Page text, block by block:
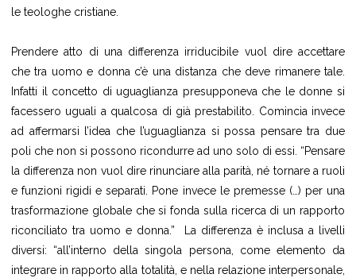
le teologhe cristiane.
Prendere atto di una differenza irriducibile vuol dire accettare
che tra uomo e donna c’è una distanza che deve rimanere tale.
Infatti il concetto di uguaglianza presupponeva che le donne si
facessero uguali a qualcosa di già prestabilito. Comincia invece
ad affermarsi l’idea che l’uguaglianza si possa pensare tra due
poli che non si possono ricondurre ad uno solo di essi. “Pensare
la differenza non vuol dire rinunciare alla parità, né tornare a ruoli
e funzioni rigidi e separati. Pone invece le premesse (…) per una
trasformazione globale che si fonda sulla ricerca di un rapporto
riconciliato tra uomo e donna.” La differenza è inclusa a livelli
diversi: “all’interno della singola persona, come elemento da
integrare in rapporto alla totalità, e nella relazione interpersonale,